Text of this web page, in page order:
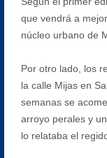
que vendrá a
núcleo urbano de
Por otro lado, los
la calle Mijas en
semanas se
arroyo perales y
lo relataba el